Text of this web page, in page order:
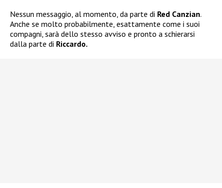
Nessun messaggio, al momento, da parte di Red Canzian.
Anche se molto probabilmente, esattamente come i suoi
compagni, sarà dello stesso avviso e pronto a schierarsi
dalla parte di Riccardo.